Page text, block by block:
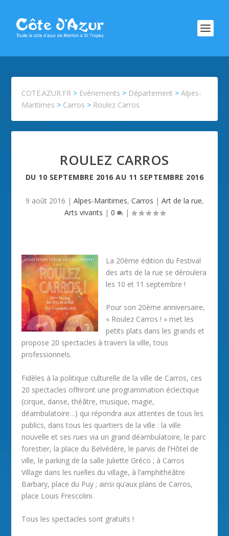
COTE.AZUR.FR > Evénements > Département >Alpes-
Maritimes > Carros > Roulez Carros
ROULEZ CARROS
DU 10 SEPTEMBRE 2016 AU 11 SEPTEMBRE 2016
9 août 2016 | Alpes-Maritimes, Carros | Art de la rue,
Arts vivants | 0 |
La 20ème édition du Festival
des arts de la rue se déroulera
les 10 et 11 septembre !
Pour son 20ème anniversaire,
« Roulez Carros ! » met les
petits plats dans les grands et
propose 20 spectacles à travers la ville, tous
professionnels.
Fidèles à la politique culturelle de la ville de Carros, ces
20 spectacles offriront une programmation éclectique
(cirque, danse, théâtre, musique, magie,
déambulatoire…) qui répondra aux attentes de tous les
publics, dans tous les quartiers de la ville : la ville
nouvelle et ses rues via un grand déambulatoire, le parc
forestier, la place du Belvédère, le parvis de l’Hôtel de
ville, le parking de la salle Juliette Gréco ; à Carros
Village dans les ruelles du village, à l’amphithéâtre
Barbary, place du Puy ; ainsi qu’aux plans de Carros,
place Louis Frescolini.
Tous les spectacles sont gratuits !